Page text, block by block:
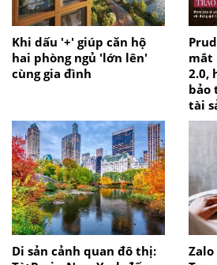
Khi dấu '+' giúp căn hộ
hai phòng ngủ 'lớn lên'
cùng gia đình
mắt
2.0,
bảo
tài
Di sản cảnh quan đô thị:
Zalo